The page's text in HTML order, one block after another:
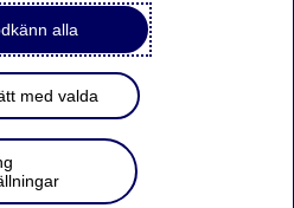
Återköp
alla
med valda